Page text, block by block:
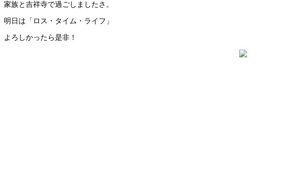
家族と吉祥寺で過ごしましたさ。
明日は「ロス・タイム・ライフ」
よろしかったら是非！